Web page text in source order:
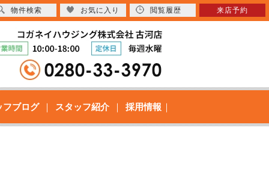
フブログ スタッフ紹介 採用情報
物件検索 お気に入り 閲覧履歴 来店予約